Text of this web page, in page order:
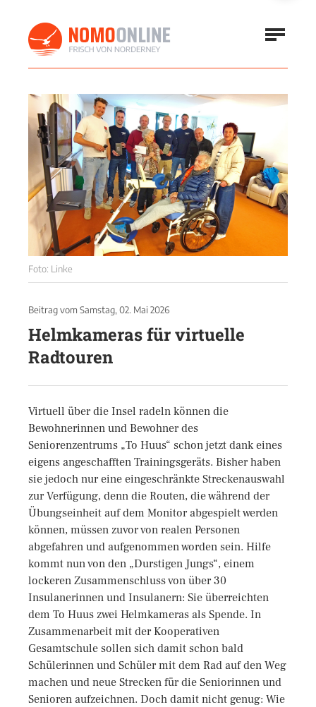
Foto: Linke
Beitrag vom Samstag, 02. Mai 2026
Helmkameras für virtuelle
Radtouren
Virtuell über die Insel radeln können die
Bewohnerinnen und Bewohner des
Seniorenzentrums „To Huus“ schon jetzt dank eines
eigens angeschafften Trainingsgeräts. Bisher haben
sie jedoch nur eine eingeschränkte Streckenauswahl
zur Verfügung, denn die Routen, die während der
Übungseinheit auf dem Monitor abgespielt werden
können, müssen zuvor von realen Personen
abgefahren und aufgenommen worden sein. Hilfe
kommt nun von den „Durstigen Jungs“, einem
lockeren Zusammenschluss von über 30
Insulanerinnen und Insulanern: Sie überreichten
dem To Huus zwei Helmkameras als Spende. In
Zusammenarbeit mit der Kooperativen
Gesamtschule sollen sich damit schon bald
Schülerinnen und Schüler mit dem Rad auf den Weg
machen und neue Strecken für die Seniorinnen und
Senioren aufzeichnen. Doch damit nicht genug: Wie